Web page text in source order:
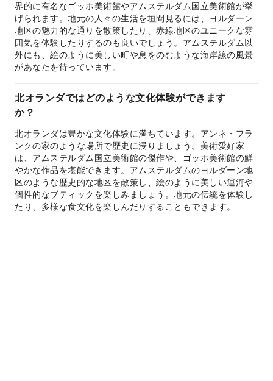
界的に有名なゴッホ美術館やアムステルダム国立美術館が挙
げられます。地元の人々の生活を垣間見るには、ヨルダーン
地区の魅力的な通りを散策したり、赤線地区のユニークな雰
囲気を体験したりするのも良いでしょう。アムステルダム以
外にも、絵のように美しい町や息をのむような海岸線の風景
があなたを待っています。
北オランダではどのような文化体験ができます
か？
北オランダは豊かな文化体験に満ちています。アンネ・フラ
ンクの家のような場所で歴史に浸りましょう。美術愛好家
は、アムステルダム国立美術館の傑作や、ゴッホ美術館の鮮
やかな作品を堪能できます。アムステルダムのヨルダーン地
区のような歴史的な地区を散策し、絵のように美しい運河や
個性的なブティックを楽しみましょう。地元の伝統を体験し
たり、多様な食文化を楽しんだりすることもできます。